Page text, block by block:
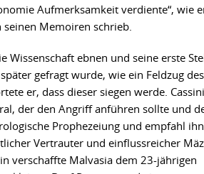
Aufmerksamkeit verdiente“, wie
seinen Memoiren schrieb.
Wissenschaft ebnen und seine erste
gefragt wurde, wie ein Feldzug des
er, dass dieser siegen werde. Cassini
der den Angriff anführen sollte und
Prophezeiung und empfahl ihn
Vertrauter und einflussreicher
verschaffte Malvasia dem 23-jährigen